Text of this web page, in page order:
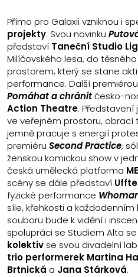
Přímo pro Galaxii vzniknou i
projekty. Svou novinku
představí Taneční Studio
Milíčovského lesa, do
prostorem, který se stane
performance. Další
Pomáhat a chránitčesko-
Action Theatre.
ve veřejném prostoru, obrací
jemně pracuje s energií
premiéru Second Practice,
ženskou komickou show v
česká umělecká platforma
scény se dále představí
fyzické performance
síle, křehkosti a
souboru bude k vidění i
spolupráci se Studiem Alta
kolektiv se svou divadelní
trio performerek Martina
Brtnická a Jana Stárková.